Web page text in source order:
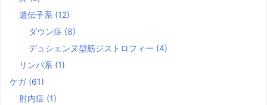
遺伝子系 (12)
ダウン症 (8)
デュシェンヌ型筋ジストロフィー (4)
リンパ系 (1)
ケガ (61)
肘内症 (1)